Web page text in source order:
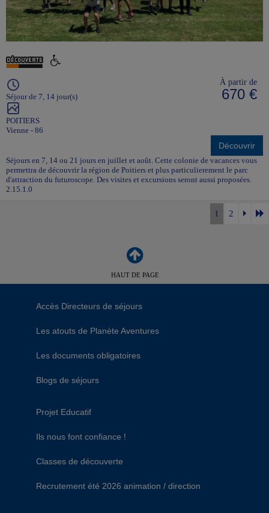
Séjour de 7, 14 jour(s)
POITIERS
Vienne - 86
À partir de
670 €
Découvrir
Séjours en 7, 14 ou 21 jours en juillet et août. Cette colonie de vacances vous
permettra de découvrir la région de Poitiers et plus particulierement le parc
d'attraction du futuroscope. Des visites et excursions seront aussi proposées.
2.15.1.0
1 2
HAUT DE PAGE
Accès Directeurs de séjours
Les atouts de Planète Aventures
Les documents obligatoires
Blogs de séjours
Projet Educatif
Ils nous font confiance !
Classes de découverte
Recrutement été 2026 animation / direction